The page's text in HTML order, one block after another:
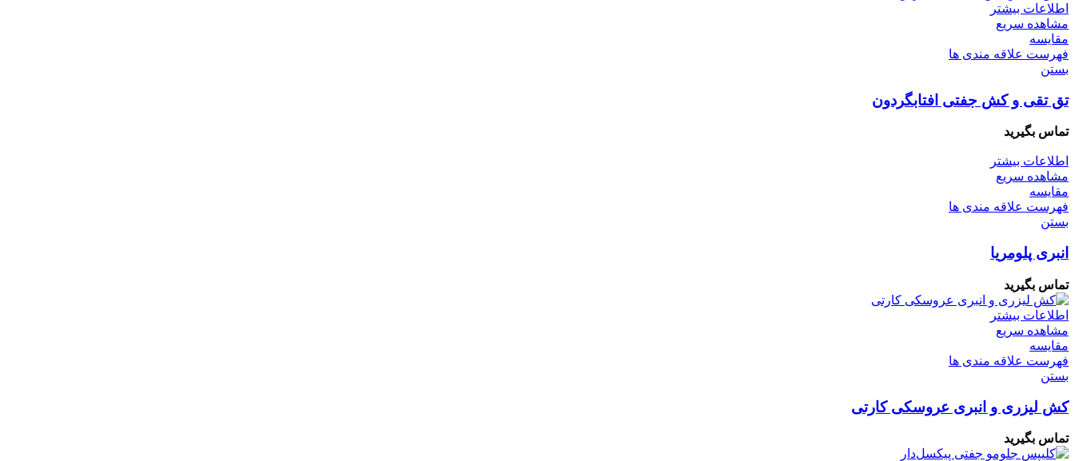
اطلاعات بیشتر
مشاهده سریع
مقایسه
فهرست علاقه مندی ها
بستن
تق تقی و کش جفتی ‌افتابگردون
تماس بگیرید
اطلاعات بیشتر
مشاهده سریع
مقایسه
فهرست علاقه مندی ها
بستن
انبری پلومریا
تماس بگیرید
اطلاعات بیشتر
مشاهده سریع
مقایسه
فهرست علاقه مندی ها
بستن
کش لیزری و انبری عروسکی کارتی
تماس بگیرید